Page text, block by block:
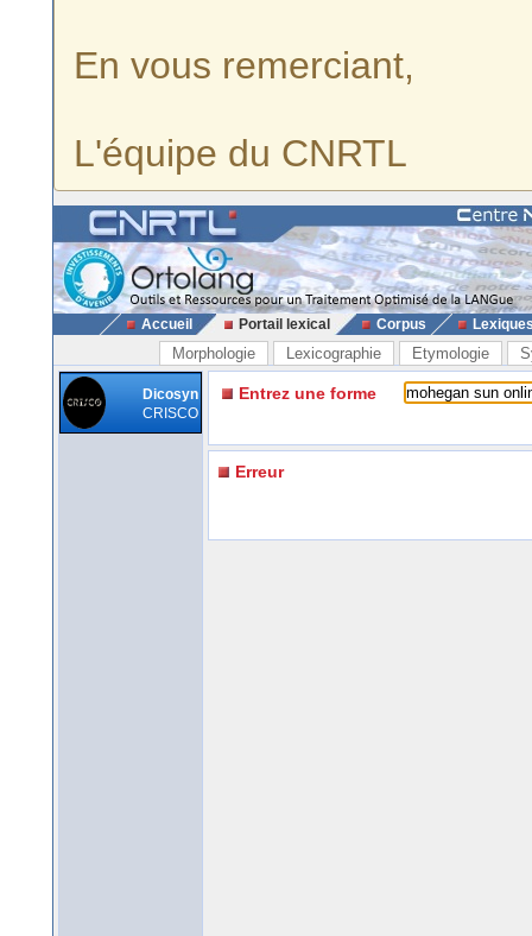
En vous remerciant,
L'équipe du CNRTL
Accueil Portail lexical Corpus
Morphologie Lexicographie Etymologie
Dicosyn
CRISCO
Entrez une forme
Erreur